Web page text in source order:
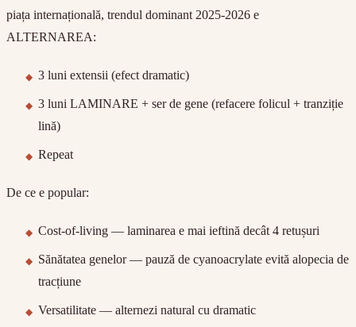
piața internațională, trendul dominant 2025-2026 e
ALTERNAREA:
3 luni extensii (efect dramatic)
3 luni LAMINARE + ser de gene (refacere folicul + tranziție
lină)
Repeat
De ce e popular:
Cost-of-living — laminarea e mai ieftină decât 4 retușuri
Sănătatea genelor — pauză de cyanoacrylate evită alopecia de
tracțiune
Versatilitate — alternezi natural cu dramatic